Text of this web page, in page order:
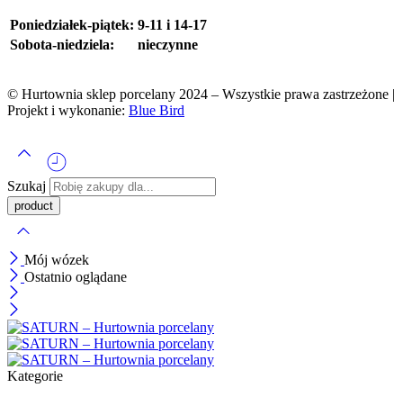
Poniedziałek-piątek: 9-11 i 14-17
Sobota-niedziela:
nieczynne
© Hurtownia sklep porcelany 2024 – Wszystkie prawa zastrzeżone |
Projekt i wykonanie: Blue Bird
Szukaj
Mój wózek
Ostatnio oglądane
Kategorie